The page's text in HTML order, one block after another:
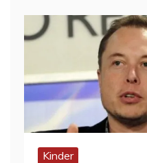
Kinder